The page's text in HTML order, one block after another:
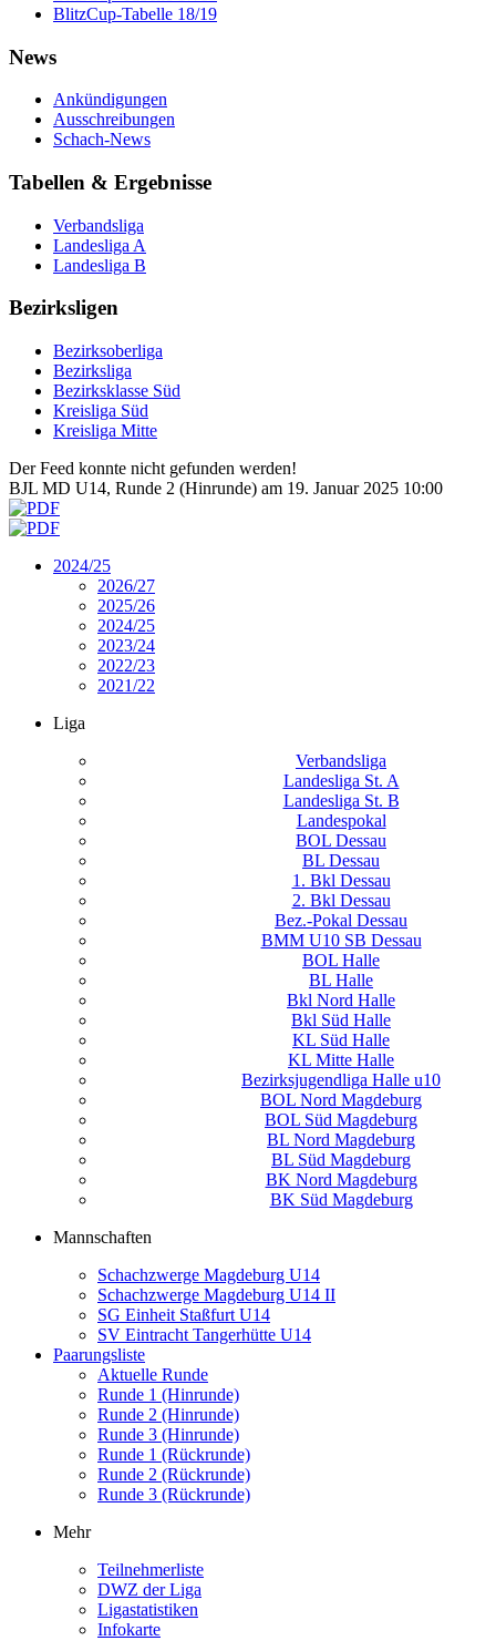
BlitzCup-Tabelle 18/19
News
Ankündigungen
Ausschreibungen
Schach-News
Tabellen & Ergebnisse
Verbandsliga
Landesliga A
Landesliga B
Bezirksligen
Bezirksoberliga
Bezirksliga
Bezirksklasse Süd
Kreisliga Süd
Kreisliga Mitte
Der Feed konnte nicht gefunden werden!
BJL MD U14, Runde 2 (Hinrunde) am 19. Januar 2025 10:00
2024/25
2026/27
2025/26
2024/25
2023/24
2022/23
2021/22
Liga
Verbandsliga
Landesliga St. A
Landesliga St. B
Landespokal
BOL Dessau
BL Dessau
1. Bkl Dessau
2. Bkl Dessau
Bez.-Pokal Dessau
BMM U10 SB Dessau
BOL Halle
BL Halle
Bkl Nord Halle
Bkl Süd Halle
KL Süd Halle
KL Mitte Halle
Bezirksjugendliga Halle u10
BOL Nord Magdeburg
BOL Süd Magdeburg
BL Nord Magdeburg
BL Süd Magdeburg
BK Nord Magdeburg
BK Süd Magdeburg
Mannschaften
Schachzwerge Magdeburg U14
Schachzwerge Magdeburg U14 II
SG Einheit Staßfurt U14
SV Eintracht Tangerhütte U14
Paarungsliste
Aktuelle Runde
Runde 1 (Hinrunde)
Runde 2 (Hinrunde)
Runde 3 (Hinrunde)
Runde 1 (Rückrunde)
Runde 2 (Rückrunde)
Runde 3 (Rückrunde)
Mehr
Teilnehmerliste
DWZ der Liga
Ligastatistiken
Infokarte